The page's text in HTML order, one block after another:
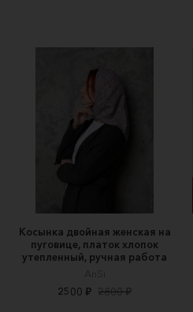
Косынка двойная женская на
пуговице, платок хлопок
утепленный, ручная работа
AnSi
2500 ₽ 2800 ₽